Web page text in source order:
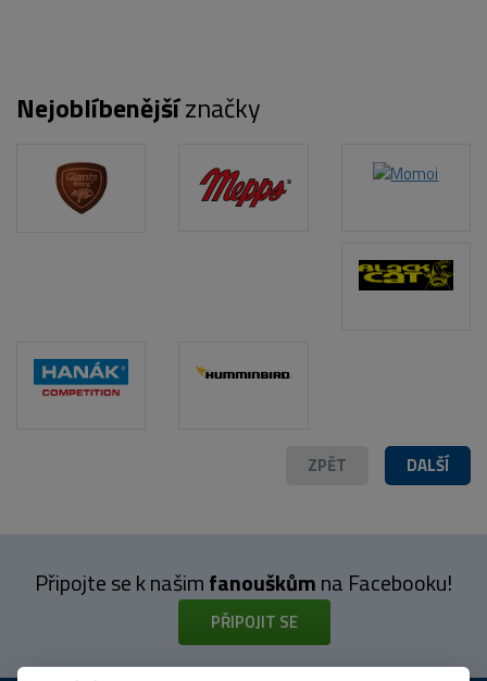
POPIS PRODUKTU
Nejoblíbenějšíznačky
DALŠÍ
ZPĚT
Připojte se k našimfanouškůmna Facebooku!
PŘIPOJIT SE